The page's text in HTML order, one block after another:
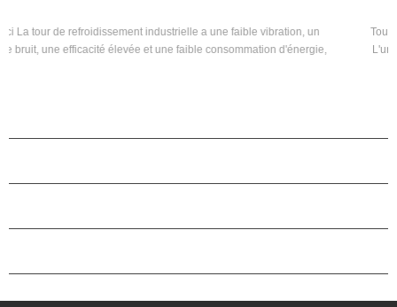
Tour de refroidissement efficace Introduction: "HSTARS" Condensing
L'unité est spécialement conçue pour le processus de production du
refroidissement spécial industriel et commercial de basse température